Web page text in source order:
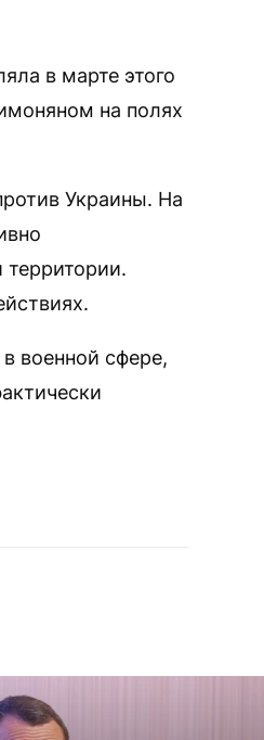
в марте этого
на полях
Украины. На
территории.
военной сфере,